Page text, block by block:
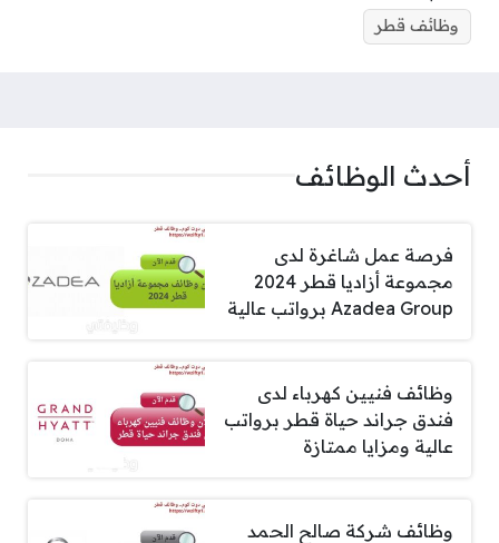
وظائف قطر
أحدث الوظائف
فرصة عمل شاغرة لدى
مجموعة أزاديا قطر 2024
Azadea Group برواتب عالية
وظائف فنيين كهرباء لدى
فندق جراند حياة قطر برواتب
عالية ومزايا ممتازة
وظائف شركة صالح الحمد